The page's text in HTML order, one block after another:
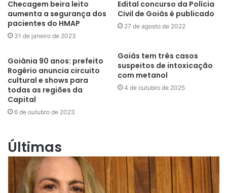
Checagem beira leito
aumenta a segurança dos
pacientes do HMAP
31 de janeiro de 2023
Edital concurso da Polícia
Civil de Goiás é publicado
27 de agosto de 2022
Goiânia 90 anos: prefeito
Rogério anuncia circuito
cultural e shows para
todas as regiões da
Capital
6 de outubro de 2023
Goiás tem três casos
suspeitos de intoxicação
com metanol
4 de outubro de 2025
Últimas